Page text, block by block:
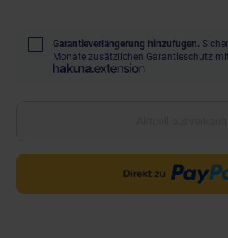
Garantieverlängerung hinzufügen.
Monate zusätzlichen Garantieschutz